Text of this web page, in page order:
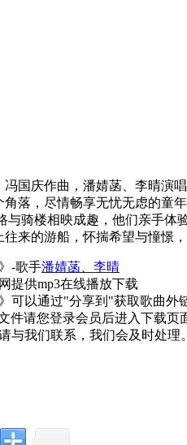
冯国庆作曲，潘婧菡、李晴
落，尽情畅享无忧无虑的童
与骑楼相映成趣，他们亲手
来的游船，怀揣希望与憧憬
》-歌手潘婧菡、李晴
提供mp3在线播放下载
》可以通过"分享到"获取歌曲外
件请您登录会员后进入下载页
与我们联系，我们会及时处理。